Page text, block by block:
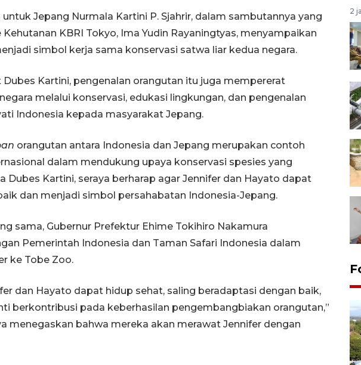
Jepang Nurmala Kartini P. Sjahrir, dalam sambutannya yang
KBRI Tokyo, Ima Yudin Rayaningtyas, menyampaikan
simbol kerja sama konservasi satwa liar kedua negara.
Dubes Kartini, pengenalan orangutan itu juga mempererat
melalui konservasi, edukasi lingkungan, dan pengenalan
Indonesia kepada masyarakat Jepang.
orangutan antara Indonesia dan Jepang merupakan contoh
dalam mendukung upaya konservasi spesies yang
Dubes Kartini, seraya berharap agar Jennifer dan Hayato dapat
dan menjadi simbol persahabatan Indonesia-Jepang.
sama, Gubernur Prefektur Ehime Tokihiro Nakamura
Pemerintah Indonesia dan Taman Safari Indonesia dalam
ke Tobe Zoo.
dan Hayato dapat hidup sehat, saling beradaptasi dengan baik,
berkontribusi pada keberhasilan pengembangbiakan orangutan,”
menegaskan bahwa mereka akan merawat Jennifer dengan
2